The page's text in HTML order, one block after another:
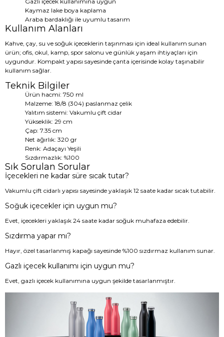
Kaymaz lake boya kaplama
Araba bardaklığı ile uyumlu tasarım
Kullanım Alanları
Kahve, çay, su ve soğuk içeceklerin taşınması için ideal kullanım sunan
ürün; ofis, okul, kamp, spor salonu ve günlük yaşam ihtiyaçları için
uygundur. Kompakt yapısı sayesinde çanta içerisinde kolay taşınabilir
kullanım sağlar.
Teknik Bilgiler
Ürün hacmi: 750 ml
Malzeme: 18/8 (304) paslanmaz çelik
Yalıtım sistemi: Vakumlu çift cidar
Yükseklik: 29 cm
Çap: 7.35 cm
Net ağırlık: 320 gr
Renk: Adaçayı Yeşili
Sızdırmazlık: %100
Sık Sorulan Sorular
İçecekleri ne kadar süre sıcak tutar?
Vakumlu çift cidarlı yapısı sayesinde yaklaşık 12 saate kadar sıcak tutabilir.
Soğuk içecekler için uygun mu?
Evet, içecekleri yaklaşık 24 saate kadar soğuk muhafaza edebilir.
Sızdırma yapar mı?
Hayır, özel tasarlanmış kapağı sayesinde %100 sızdırmaz kullanım sunar.
Gazlı içecek kullanımı için uygun mu?
Evet, gazlı içecek kullanımına uygun şekilde tasarlanmıştır.